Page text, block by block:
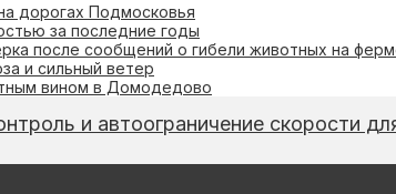
дорогах Подмосковья
за последние годы
после сообщений о гибели животных на
и сильный ветер
вином в Домодедово
и автоограничение скорости